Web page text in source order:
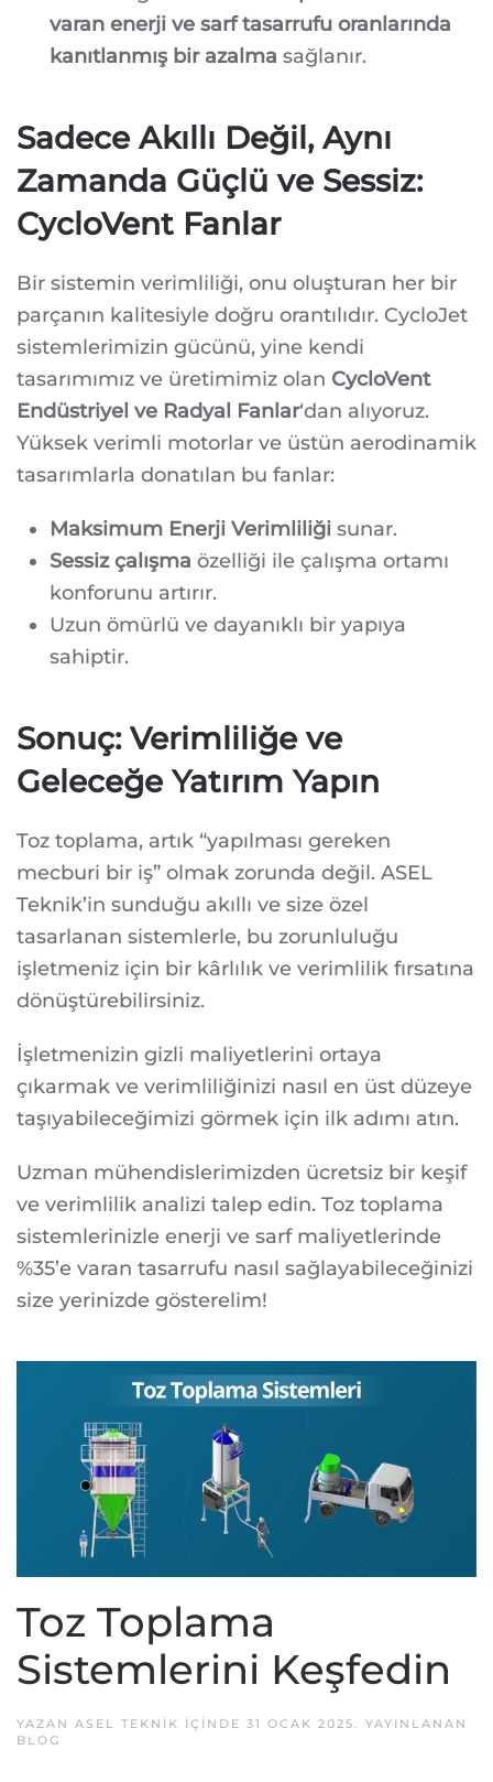
varan enerji ve sarf tasarrufu oranlarında
kanıtlanmış bir azalma sağlanır.
Sadece Akıllı Değil, Aynı
Zamanda Güçlü ve Sessiz:
CycloVent Fanlar
Bir sistemin verimliliği, onu oluşturan her bir
parçanın kalitesiyle doğru orantılıdır. CycloJet
sistemlerimizin gücünü, yine kendi
tasarımımız ve üretimimiz olan CycloVent
Endüstriyel ve Radyal Fanlar‘dan alıyoruz.
Yüksek verimli motorlar ve üstün aerodinamik
tasarımlarla donatılan bu fanlar:
Maksimum Enerji Verimliliği sunar.
Sessiz çalışma özelliği ile çalışma ortamı
konforunu artırır.
Uzun ömürlü ve dayanıklı bir yapıya
sahiptir.
Sonuç: Verimliliğe ve
Geleceğe Yatırım Yapın
Toz toplama, artık “yapılması gereken
mecburi bir iş” olmak zorunda değil. ASEL
Teknik’in sunduğu akıllı ve size özel
tasarlanan sistemlerle, bu zorunluluğu
işletmeniz için bir kârlılık ve verimlilik fırsatına
dönüştürebilirsiniz.
İşletmenizin gizli maliyetlerini ortaya
çıkarmak ve verimliliğinizi nasıl en üst düzeye
taşıyabileceğimizi görmek için ilk adımı atın.
Uzman mühendislerimizden ücretsiz bir keşif
ve verimlilik analizi talep edin. Toz toplama
sistemlerinizle enerji ve sarf maliyetlerinde
%35’e varan tasarrufu nasıl sağlayabileceğinizi
size yerinizde gösterelim!
Toz Toplama
Sistemlerini Keşfedin
YAZAN ASEL TEKNIK IÇINDE 31 OCAK 2025. YAYINLANAN
BLOG